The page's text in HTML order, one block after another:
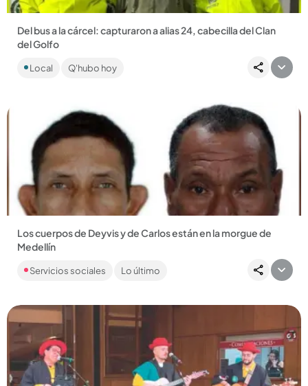
Del bus a la cárcel: capturaron a alias 24, cabecilla del Clan
del Golfo
seguridad de alias Terror, abatido en un operativo de la
Local Q'hubo hoy
Compartir Noticia
Los cuerpos de Deyvis y de Carlos están en la morgue de
Medellín
Desde el instituto de Ciencias Forenses hacen un llamado a
sus familiares para que los reclamen y les puedan el último
Servicios sociales Lo último
Compartir Noticia